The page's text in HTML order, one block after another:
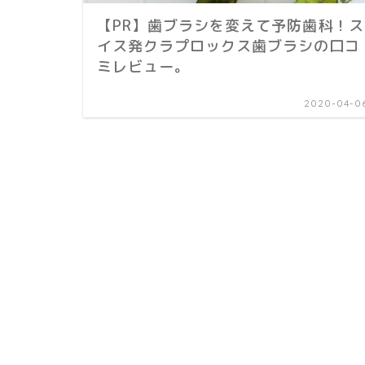
【PR】歯ブラシを変えて予防歯科！ス
イス発クラプロックス歯ブラシの口コ
ミレビュー。
2020-04-